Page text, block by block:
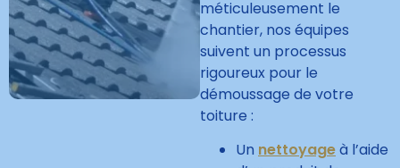
méticuleusement le
chantier, nos équipes
suivent un processus
rigoureux pour le
démoussage de votre
toiture :
Un nettoyageà l’aide